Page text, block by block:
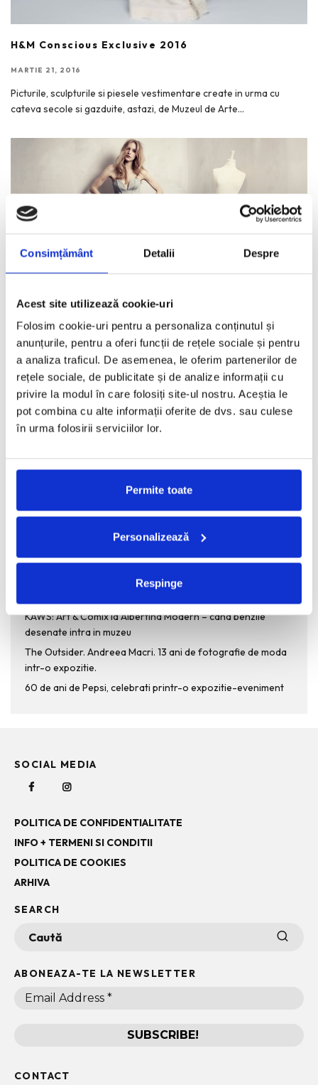
Consimțământ Detalii Despre
Acest site utilizează cookie-uri
Folosim cookie-uri pentru a personaliza conținutul și
anunțurile, pentru a oferi funcții de rețele sociale și pentru
a analiza traficul. De asemenea, le oferim partenerilor de
rețele sociale, de publicitate și de analize informații cu
privire la modul în care folosiți site-ul nostru. Aceștia le
pot combina cu alte informații oferite de dvs. sau culese
în urma folosirii serviciilor lor.
Permite toate
Personalizează
Respinge
H&M Conscious Exclusive 2016
MARTIE 21, 2016
Picturile, sculpturile si piesele vestimentare create in urma cu
cateva secole si gazduite, astazi, de Muzeul de Arte...
H&M: Stralucirea hollywoodiana intr-o colectie
sustenabila
REDACTORII ECHIPEI MARTIE 19, 2013
In aceasta primavara, H&M Conscious prezinta o colectie de tinute
de seara care imbina stralucirea hollywoodiana cu
Bucurestiul pe harta globala a Mercedes-Benz
KAWS: Art & Comix la Albertina Modern – cand benzile
desenate intra in muzeu
The Outsider. Andreea Macri. 13 ani de fotografie de moda
intr-o expozitie.
60 de ani de Pepsi, celebrati printr-o expozitie-eveniment
SOCIAL MEDIA
POLITICA DE CONFIDENTIALITATE
INFO + TERMENI SI CONDITII
POLITICA DE COOKIES
ARHIVA
SEARCH
ABONEAZA-TE LA NEWSLETTER
CONTACT